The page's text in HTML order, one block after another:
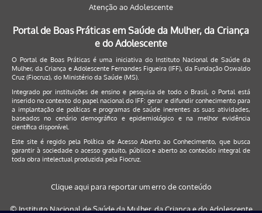
Atenção ao Adolescente
Portal de Boas Práticas em Saúde da Mulher, da Criança
e do Adolescente
O Portal de Boas Práticas é uma iniciativa do Instituto Nacional de Saúde da
Mulher, da Criança e Adolescente Fernandes Figueira (IFF), da Fundação Oswaldo
Cruz (Fiocruz), do Ministério da Saúde (MS).
Integrado por instituições de ensino e pesquisa de todo o Brasil, o Portal está
inserido no contexto do papel nacional do IFF: gerar e difundir conhecimento para
a implantação de políticas e programas de saúde inerentes as suas atividades,
baseados no cenário demográfico e epidemiológico e na melhor evidência
científica disponível.
Este site é regido pela Política de Acesso Aberto ao Conhecimento, que busca
garantir à sociedade o acesso gratuito, público e aberto ao conteúdo integral de
toda obra intelectual produzida pela Fiocruz.
Clique aqui para reportar um erro de conteúdo
© Instituto Nacional de Saúde da Mulher, da Criança e do Adolescente